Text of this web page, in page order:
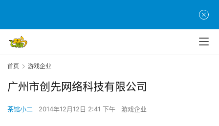
游
原
首页 游戏企业
广州市创先网络科技有限公司
茶馆小二 2014年12月12日 2:41 下午 游戏企业